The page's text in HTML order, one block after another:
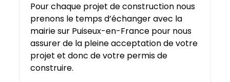
Pour chaque projet de construction nous
prenons le temps d’échanger avec la
mairie sur Puiseux-en-France pour nous
assurer de la pleine acceptation de votre
projet et donc de votre permis de
construire.